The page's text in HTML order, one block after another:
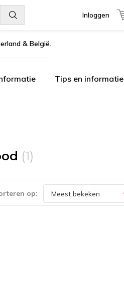
Inloggen
& België.
Tips en informatie
(1)
op: